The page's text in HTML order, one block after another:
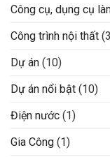
Công cụ, dụng cụ
Công trình nội thất
Dự án (10)
Dự án nổi bật (10)
Điện nước (1)
Gia Công (1)